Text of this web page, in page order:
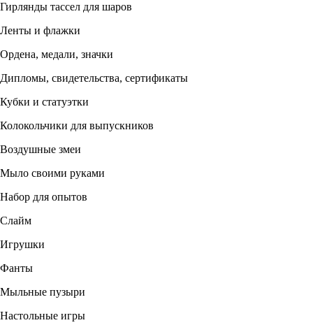
Гирлянды тассел для шаров
Ленты и флажки
Ордена, медали, значки
Дипломы, свидетельства, сертификаты
Кубки и статуэтки
Колокольчики для выпускников
Воздушные змеи
Мыло своими руками
Набор для опытов
Слайм
Игрушки
Фанты
Мыльные пузыри
Настольные игры